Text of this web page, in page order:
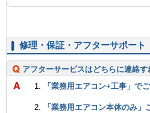
修理・保証・アフターサポート
アフターサービスはどちらに連絡す
「業務用エアコン+工事」で
「業務用エアコン本体のみ」